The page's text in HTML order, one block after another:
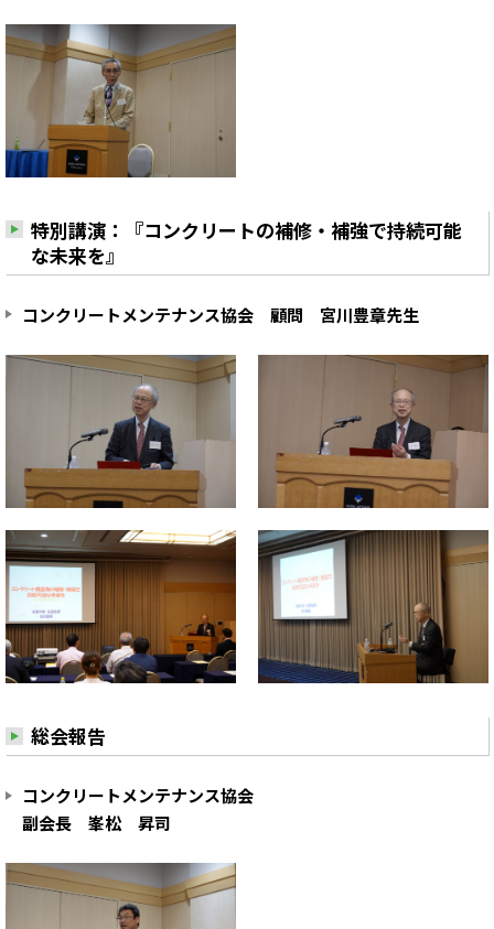
特別講演：『コンクリートの補修・補強で持続可能
な未来を』
コンクリートメンテナンス協会 顧問 宮川豊章先生
総会報告
コンクリートメンテナンス協会
副会長 峯松 昇司